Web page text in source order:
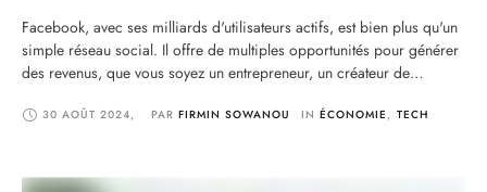
Facebook, avec ses milliards d'utilisateurs actifs, est bien plus qu'un
simple réseau social. Il offre de multiples opportunités pour générer
des revenus, que vous soyez un entrepreneur, un créateur de
supplémentaires. Dans cet article, nous explorerons les différentes
30 AOÛT 2024, PAR FIRMIN SOWANOU IN ÉCONOMIE , TECH